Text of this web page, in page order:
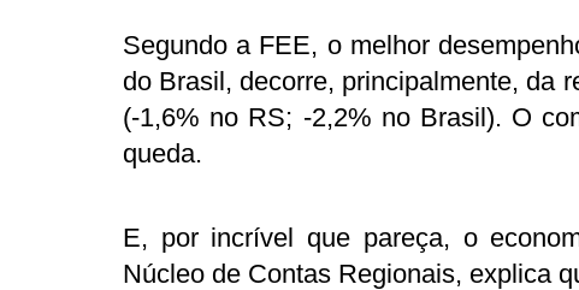
Segundo a FEE, o melhor
do Brasil, decorre, principalmente, da
(-1,6% no RS; -2,2% no Brasil). O
queda.
E, por incrível que pareça, o
Núcleo de Contas Regionais, explica